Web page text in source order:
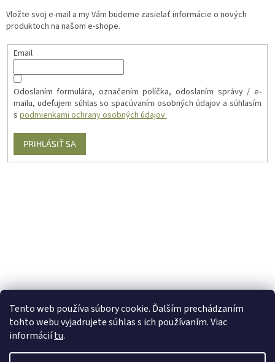
Tento web používa súbory cookie. Ďalším prechádzaním
tohto webu vyjadrujete súhlas s ich používaním. Viac
informáciítu.
Vložte svoj e-mail a my Vám budeme zasielať informácie o nových
produktoch na našom e-shope.
Email
Odoslaním formulára, označením políčka, odoslaním správy / e-
mailu, udeľujem súhlas so spacúvaním osobných údajov a súhlasím
s podmienkami ochrany osobných údajov
PRIHLÁSIŤ SA